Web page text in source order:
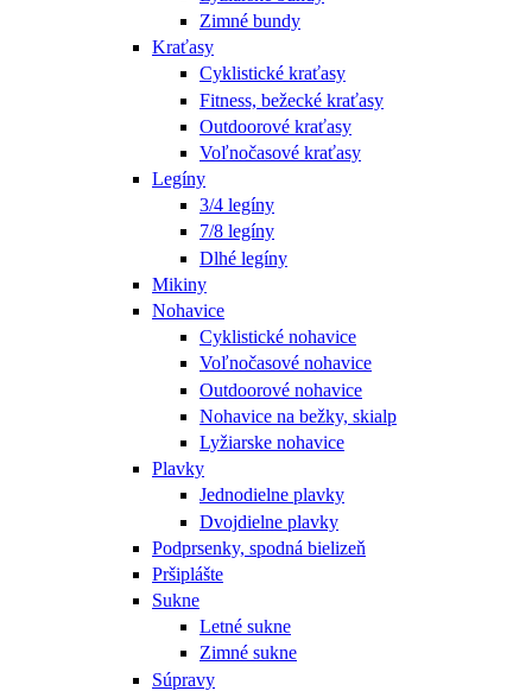
Zimné bundy
Kraťasy
Cyklistické kraťasy
Fitness, bežecké kraťasy
Outdoorové kraťasy
Voľnočasové kraťasy
Legíny
3/4 legíny
7/8 legíny
Dlhé legíny
Mikiny
Nohavice
Cyklistické nohavice
Voľnočasové nohavice
Outdoorové nohavice
Nohavice na bežky, skialp
Lyžiarske nohavice
Plavky
Jednodielne plavky
Dvojdielne plavky
Podprsenky, spodná bielizeň
Pršiplášte
Sukne
Letné sukne
Zimné sukne
Súpravy